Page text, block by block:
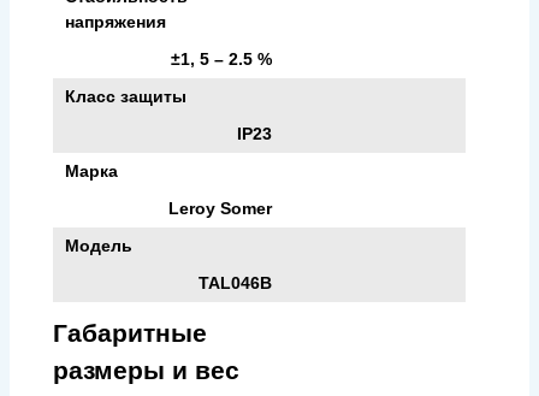
напряжения
±1, 5 – 2.5 %
Класс защиты
IP23
Марка
Leroy Somer
Модель
TAL046B
Габаритные
размеры и вес